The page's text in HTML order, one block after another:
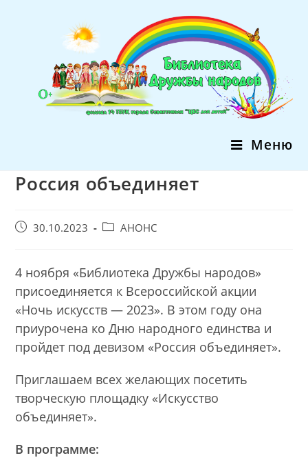
Меню
Россия объединяет
Запись30.10.2023
PostАНОНС
4 ноября «Библиотека Дружбы народов»
присоединяется к Всероссийской акции
«Ночь искусств — 2023». В этом году она
приурочена ко Дню народного единства и
пройдет под девизом «Россия объединяет».
Приглашаем всех желающих посетить
творческую площадку «Искусство
объединяет».
В программе: